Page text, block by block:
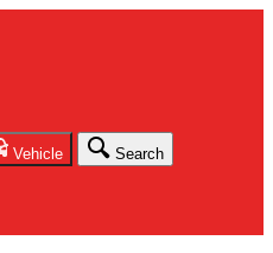
Vehicle Search